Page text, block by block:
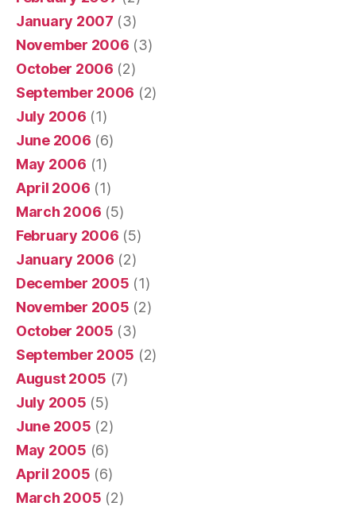
January 2007 (3)
November 2006 (3)
October 2006 (2)
September 2006 (2)
July 2006 (1)
June 2006 (6)
May 2006 (1)
April 2006 (1)
March 2006 (5)
February 2006 (5)
January 2006 (2)
December 2005 (1)
November 2005 (2)
October 2005 (3)
September 2005 (2)
August 2005 (7)
July 2005 (5)
June 2005 (2)
May 2005 (6)
April 2005 (6)
March 2005 (2)